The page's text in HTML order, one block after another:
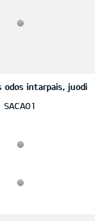
odos intarpais, juodi
SACA01